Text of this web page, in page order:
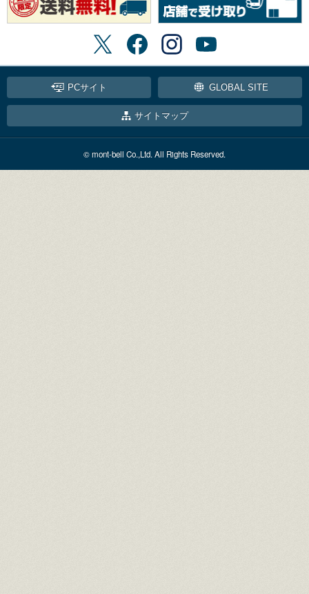
PCサイト GLOBAL SITE
サイトマップ
© mont-bell Co.,Ltd. All Rights Reserved.